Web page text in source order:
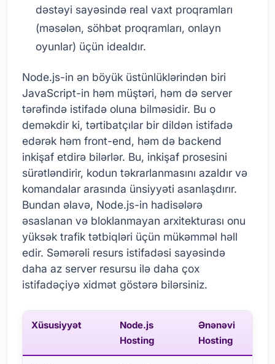
dəstəyi sayəsində real vaxt proqramları
(məsələn, söhbət proqramları, onlayn
oyunlar) üçün idealdır.
Node.js-in ən böyük üstünlüklərindən biri
JavaScript-in həm müştəri, həm də server
tərəfində istifadə oluna bilməsidir. Bu o
deməkdir ki, tərtibatçılar bir dildən istifadə
edərək həm front-end, həm də backend
inkişaf etdirə bilərlər. Bu, inkişaf prosesini
sürətləndirir, kodun təkrarlanmasını azaldır və
komandalar arasında ünsiyyəti asanlaşdırır.
Bundan əlavə, Node.js-in hadisələrə
əsaslanan və bloklanmayan arxitekturası onu
yüksək trafik tətbiqləri üçün mükəmməl həll
edir. Səmərəli resurs istifadəsi sayəsində
daha az server resursu ilə daha çox
istifadəçiyə xidmət göstərə bilərsiniz.
Xüsusiyyət
Node.js
Hosting
Ənənəvi
Hosting